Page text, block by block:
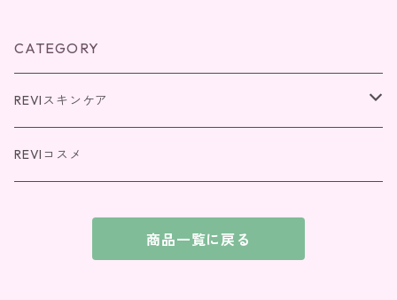
CATEGORY
REVIスキンケア
パーフェクトシリーズ
NMNシリーズ
REVIコスメ
商品一覧に戻る